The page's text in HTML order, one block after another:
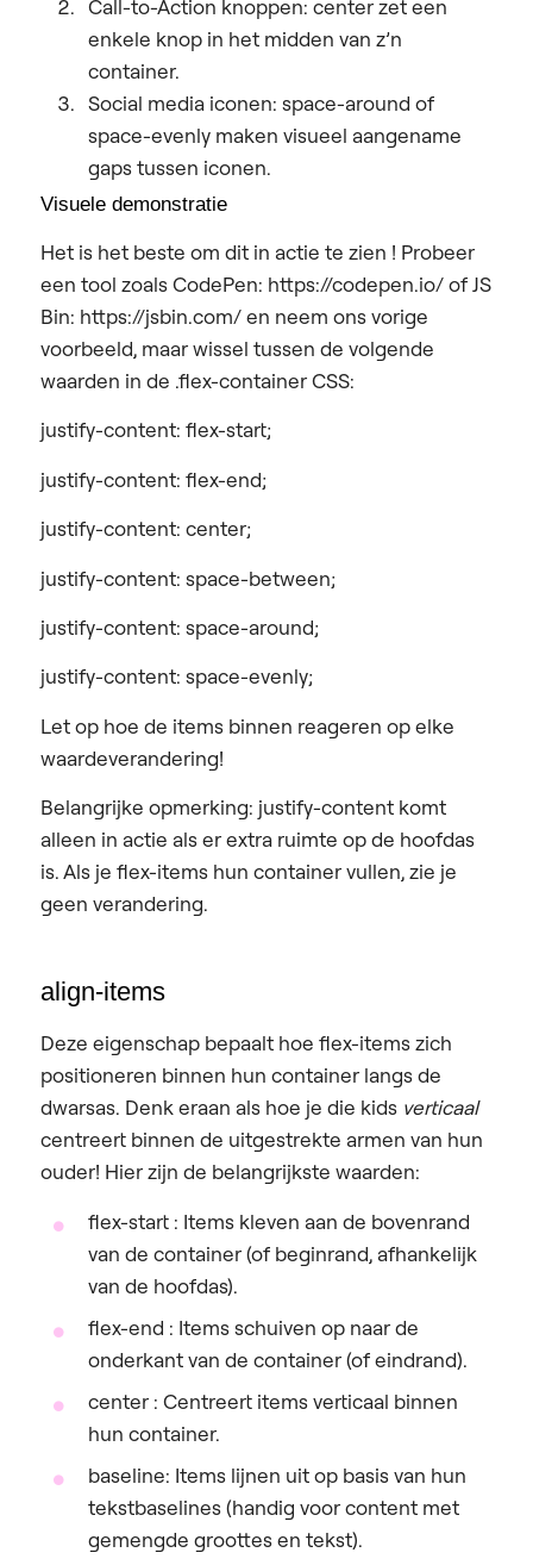
Call-to-Action knoppen: center zet een
enkele knop in het midden van z’n
container.
Social media iconen: space-around of
space-evenly maken visueel aangename
gaps tussen iconen.
Visuele demonstratie
Het is het beste om dit in actie te zien ! Probeer
een tool zoals CodePen: https://codepen.io/ of JS
Bin: https://jsbin.com/en neem ons vorige
voorbeeld, maar wissel tussen de volgende
waarden in de .flex-container CSS:
justify-content: flex-start;
justify-content: flex-end;
justify-content: center;
justify-content: space-between;
justify-content: space-around;
justify-content: space-evenly;
Let op hoe de items binnen reageren op elke
waardeverandering!
Belangrijke opmerking: justify-content komt
alleen in actie als erextra ruimte op de hoofdas
is. Als je flex-items hun container vullen, zie je
geen verandering.
align-items
Deze eigenschap bepaalt hoe flex-items zich
positioneren binnen hun container langs de
dwarsas. Denk eraan als hoe je die kids verticaal
centreert binnen de uitgestrekte armen van hun
ouder! Hier zijn de belangrijkste waarden:
flex-start : Items kleven aan de bovenrand
van de container (of beginrand, afhankelijk
van de hoofdas).
flex-end : Items schuiven op naar de
onderkant van de container (of eindrand).
center : Centreert items verticaal binnen
hun container.
baseline: Items lijnen uit op basis van hun
tekstbaselines (handig voor content met
gemengde groottes en tekst).